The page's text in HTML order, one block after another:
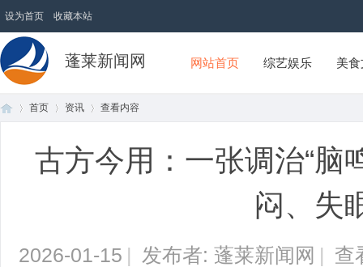
设为首页 收藏本站
蓬莱新闻网 网站首页 综艺娱乐 美
首页 资讯
›
查看内容
古方今用：一张调治“脑
闷、失
2026-01-15 | 发布者: 蓬莱新闻网 | 查